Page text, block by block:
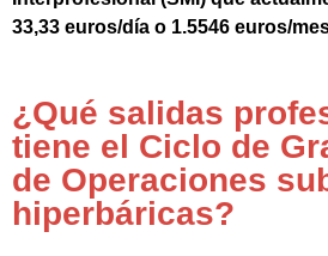
33,33 euros/día o 1.5546 euros/
¿Qué salidas
tiene el Ciclo de
de Operaciones
hiperbáricas?